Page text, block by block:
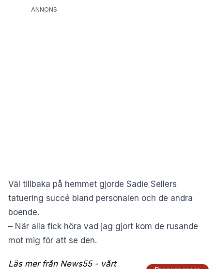
ANNONS
Väl tillbaka på hemmet gjorde Sadie Sellers
tatuering succé bland personalen och de andra
boende.
– När alla fick höra vad jag gjort kom de rusande
mot mig för att se den.
Läs mer från News55 - vårt